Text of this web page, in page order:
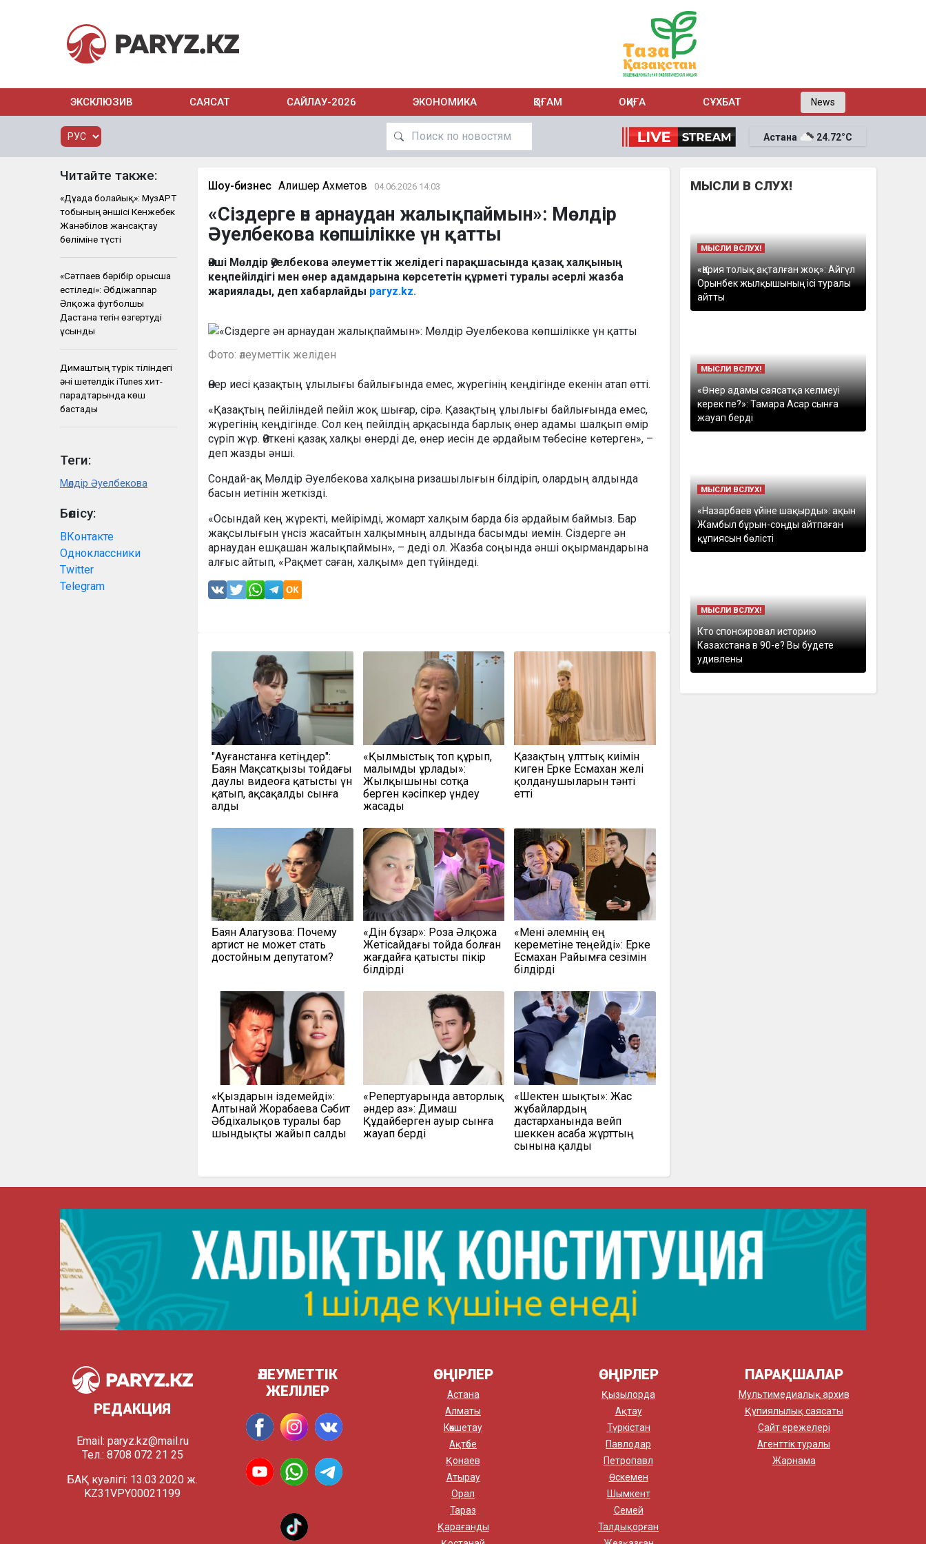
ЭКСКЛЮЗИВ САЯСАТ САЙЛАУ-2026 ЭКОНОМИКА ҚОҒАМ ОҚИҒА СҰХБАТ News
Астана 24.72°C
Читайте также:
«Дұғада болайық»: МузАРТ
тобының әншісі Кенжебек
Жанәбілов жансақтау
бөліміне түсті
«Сәтпаев бәрібір орысша
естіледі»: Әбдіжаппар
Әлқожа футболшы
Дастанға тегін өзгертуді
ұсынды
Димаштың түрік тіліндегі
әні шетелдік iTunes хит-
парадтарында көш
бастады
Теги:
Мөлдір Әуелбекова
Бөлісу:
ВКонтакте
Одноклассники
Twitter
Telegram
Шоу-бизнес Алишер Ахметов 04.06.2026 14:03
«Сіздерге ән арнаудан жалықпаймын»: Мөлдір
Әуелбекова көпшілікке үн қатты
Әнші Мөлдір Әуелбекова әлеуметтік желідегі парақшасында қазақ халқының
кеңпейілдігі мен өнер адамдарына көрсететін құрметі туралы әсерлі жазба
жариялады, деп хабарлайды paryz.kz.
Фото: әлеуметтік желіден
Өнер иесі қазақтың ұлылығы байлығында емес, жүрегінің кеңдігінде екенін атап өтті.
«Қазақтың пейіліндей пейіл жоқ шығар, сірә. Қазақтың ұлылығы байлығында емес,
жүрегінің кеңдігінде. Сол кең пейілдің арқасында барлық өнер адамы шалқып өмір
сүріп жүр. Өйткені қазақ халқы өнерді де, өнер иесін де әрдайым төбесіне көтерген», –
деп жазды әнші.
Сондай-ақ Мөлдір Әуелбекова халқына ризашылығын білдіріп, олардың алдында
басын иетінін жеткізді.
«Осындай кең жүректі, мейірімді, жомарт халқым барда біз әрдайым баймыз. Бар
жақсылығын үнсіз жасайтын халқымның алдында басымды иемін. Сіздерге ән
арнаудан ешқашан жалықпаймын», – деді ол. Жазба соңында әнші оқырмандарына
алғыс айтып, «Рақмет саған, халқым» деп түйіндеді.
"Ауғанстанға кетіңдер":
Баян Мақсатқызы тойдағы
даулы видеоға қатысты үн
қатып, ақсақалды сынға
алды
«Қылмыстық топ құрып,
малымды ұрлады»:
Жылқышыны сотқа
берген кәсіпкер үндеу
жасады
Қазақтың ұлттық киімін
киген Ерке Есмахан желі
қолданушыларын тәнті
етті
Баян Алагузова: Почему
артист не может стать
достойным депутатом?
«Дін бұзар»: Роза Әлқожа
Жетісайдағы тойда болған
жағдайға қатысты пікір
білдірді
«Мені әлемнің ең
кереметіне теңейді»: Ерке
Есмахан Райымға сезімін
білдірді
«Қыздарын іздемейді»:
Алтынай Жорабаева Сәбит
Әбдіхалықов туралы бар
шындықты жайып салды
«Репертуарында авторлық
әндер аз»: Димаш
Құдайберген ауыр сынға
жауап берді
«Шектен шықты»: Жас
жұбайлардың
дастарханында вейп
шеккен асаба жұрттың
сынына қалды
МЫСЛИ В СЛУХ!
МЫСЛИ ВСЛУХ!
«Қария толық ақталған жоқ»: Айгүл
Орынбек жылқышының ісі туралы
айтты
МЫСЛИ ВСЛУХ!
«Өнер адамы саясатқа келмеуі
керек пе?»: Тамара Асар сынға
жауап берді
МЫСЛИ ВСЛУХ!
«Назарбаев үйіне шақырды»: ақын
Жамбыл бұрын-соңды айтпаған
құпиясын бөлісті
МЫСЛИ ВСЛУХ!
Кто спонсировал историю
Казахстана в 90-е? Вы будете
удивлены
РЕДАКЦИЯ
Email: paryz.kz@mail.ru
Тел.: 8708 072 21 25
БАҚ куәлігі: 13.03.2020 ж.
KZ31VPY00021199
ӘЛЕУМЕТТІК
ЖЕЛІЛЕР
ӨҢІРЛЕР
Астана
Алматы
Көкшетау
Ақтөбе
Қонаев
Атырау
Орал
Тараз
Қарағанды
ӨҢІРЛЕР
Қызылорда
Ақтау
Түркістан
Павлодар
Петропавл
Өскемен
Шымкент
Семей
Талдықорған
ПАРАҚШАЛАР
Мультимедиалық архив
Құпиялылық саясаты
Сайт ережелері
Агенттік туралы
Жарнама